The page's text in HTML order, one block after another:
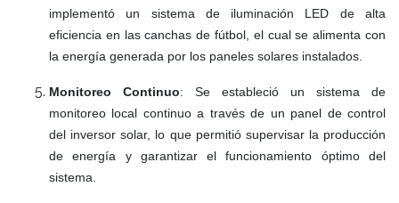
implementó un sistema de iluminación LED de alta
eficiencia en las canchas de fútbol, el cual se alimenta con
la energía generada por los paneles solares instalados.
Monitoreo Continuo: Se estableció un sistema de
monitoreo local continuo a través de un panel de control
del inversor solar, lo que permitió supervisar la producción
de energía y garantizar el funcionamiento óptimo del
sistema.